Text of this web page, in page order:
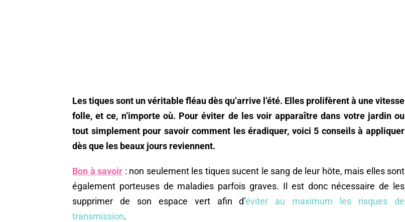
Les tiques sont un véritable fléau dès qu’arrive l’été. Elles prolifèrent à une vitesse
folle, et ce, n’importe où. Pour éviter de les voir apparaître dans votre jardin ou
tout simplement pour savoir comment les éradiquer, voici 5 conseils à appliquer
dès que les beaux jours reviennent.
Bon à savoir : non seulement les tiques sucent le sang de leur hôte, mais elles sont
également porteuses de maladies parfois graves. Il est donc nécessaire de les
supprimer de son espace vert afin d’éviter au maximum les risques de
transmission.